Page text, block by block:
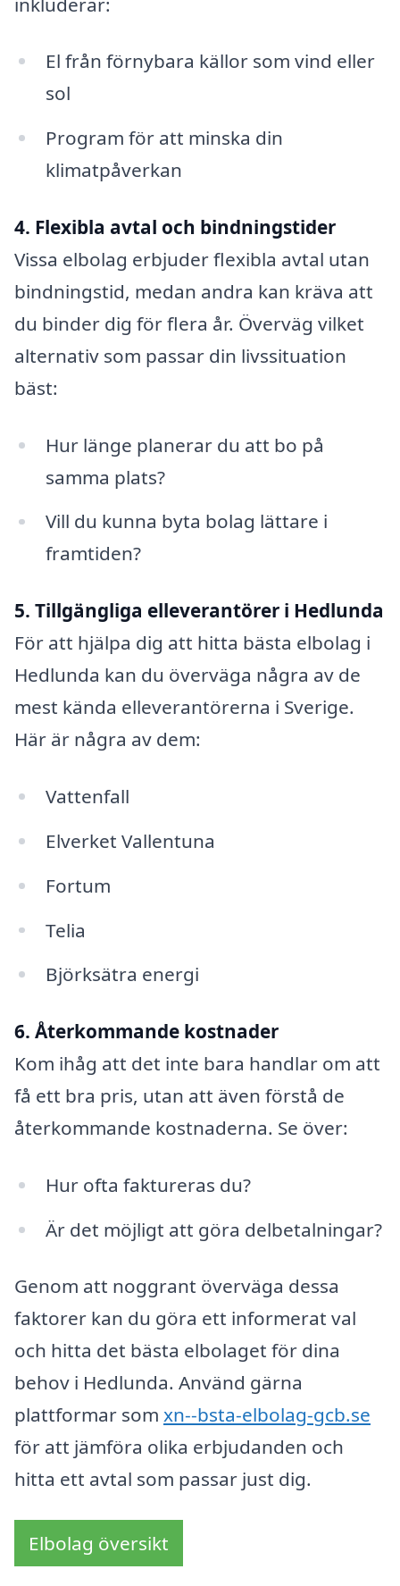
El från förnybara källor som vind eller
sol
Program för att minska din
klimatpåverkan
4. Flexibla avtal och bindningstider
Vissa elbolag erbjuder flexibla avtal utan
bindningstid, medan andra kan kräva att
du binder dig för flera år. Överväg vilket
alternativ som passar din livssituation
bäst:
Hur länge planerar du att bo på
samma plats?
Vill du kunna byta bolag lättare i
framtiden?
5. Tillgängliga elleverantörer i Hedlunda
För att hjälpa dig att hitta bästa elbolag i
Hedlunda kan du överväga några av de
mest kända elleverantörerna i Sverige.
Här är några av dem:
Vattenfall
Elverket Vallentuna
Fortum
Telia
Björksätra energi
6. Återkommande kostnader
Kom ihåg att det inte bara handlar om att
få ett bra pris, utan att även förstå de
återkommande kostnaderna. Se över:
Hur ofta faktureras du?
Är det möjligt att göra delbetalningar?
Genom att noggrant överväga dessa
faktorer kan du göra ett informerat val
och hitta det bästa elbolaget för dina
behov i Hedlunda. Använd gärna
plattformar som xn--bsta-elbolag-gcb.se
för att jämföra olika erbjudanden och
hitta ett avtal som passar just dig.
Elbolag översikt